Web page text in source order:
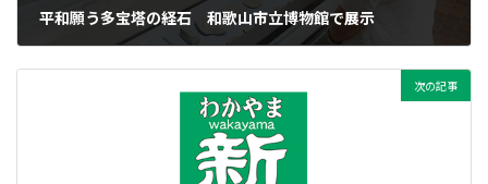
平和願う多宝塔の経石 和歌山市立博物館で展示
次の記事